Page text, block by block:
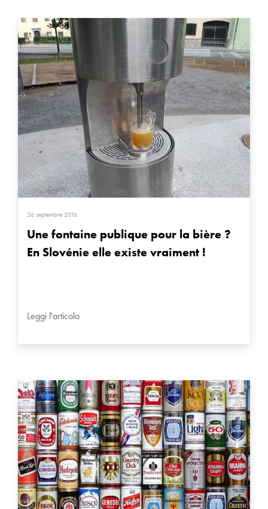
26 septembre 2016
Une fontaine publique pour la bière ?
En Slovénie elle existe vraiment !
Leggi l'articolo